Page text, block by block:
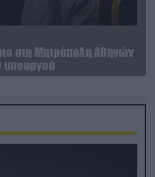
στη Μητρόπολη Αθηνών
υπουργού